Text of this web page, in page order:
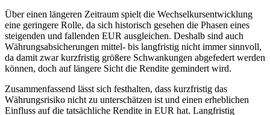
Über einen längeren Zeitraum spielt die Wechselkursentwicklung
eine geringere Rolle, da sich historisch gesehen die Phasen eines
steigenden und fallenden EUR ausgleichen. Deshalb sind auch
Währungsabsicherungen mittel- bis langfristig nicht immer sinnvoll,
da damit zwar kurzfristig größere Schwankungen abgefedert werden
können, doch auf längere Sicht die Rendite gemindert wird.
Zusammenfassend lässt sich festhalten, dass kurzfristig das
Währungsrisiko nicht zu unterschätzen ist und einen erheblichen
Einfluss auf die tatsächliche Rendite in EUR hat. Langfristig